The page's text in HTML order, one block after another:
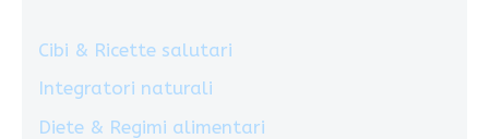
Cibi & Ricette salutari
Integratori naturali
Diete & Regimi alimentari